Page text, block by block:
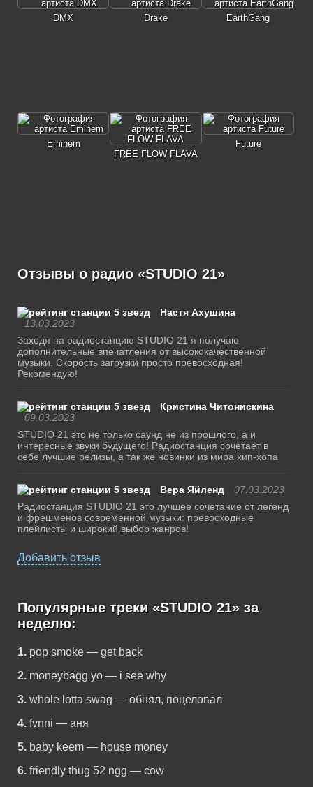
DMX Drake EarthGang
Eminem
FREE FLOW FLAVA
Future
Отзывы о радио «STUDIO 21»
Настя Ахушина
13.03.2023
Заходя на радиостанцию STUDIO 21 я получаю
дополнительные впечатления от высококачественной
музыки. Скорость загрузки просто превосходная!
Рекомендую!
Кристина Читонискина
09.03.2023
STUDIO 21 это не только саунд не из прошлого, а и
интересные звуки будущего! Радиостанция сочетает в
себе лучшие релизы, а так же новинки из мира хип-хопа
Вера Яйленд
07.03.2023
Радиостанция STUDIO 21 это лучшее сочетание от легенд
и фрешменов современной музыки: превосходные
плейлисты и широкий выбор жанров!
Добавить отзыв
Популярные треки «STUDIO 21» за
неделю:
1. pop smoke — get back
2. moneybagg yo — i see why
3. whole lotta swag — обнял, поцеловал
4. fvnni — аня
5. baby keem — house money
6. friendly thug 52 ngg — cow